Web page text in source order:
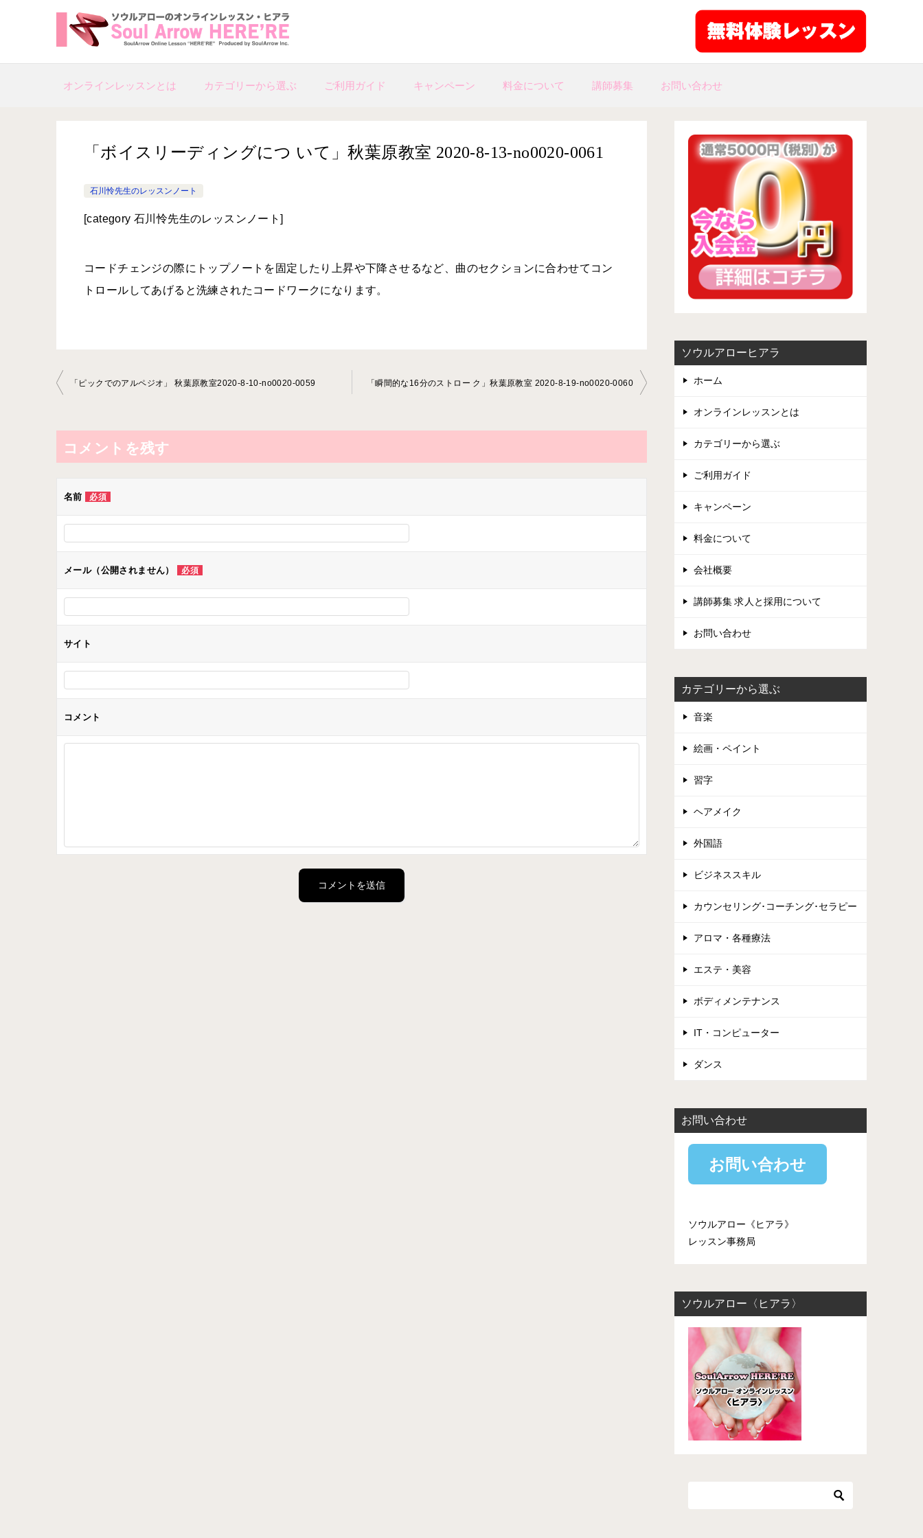
オンラインレッスンとは カテゴリーから選ぶ ご利用ガイド キャンペーン 料金について 講師募集 お問い合わせ
「ボイスリーディングにつ いて」秋葉原教室 2020-8-13-no0020-0061
石川怜先生のレッスンノート
[category 石川怜先生のレッス ンノート]
コードチェンジの際にトップノートを固定したり上昇や下降させるなど、曲のセクションに合わせてコン
トロールしてあげると洗練されたコードワークになります。
投
ビ
ゲ
ー
「ピックでのアルペジオ」 秋葉原教室2020-8-10-no0020-0059 「瞬間的な16分のストロー ク」秋葉原教室 2020-8-19-no0020-0060
コメントを残す
名前 必須
メール（公開されません） 必須
サイト
コメント
ソウルアローヒアラ
ホーム
オンラインレッスンとは
カテゴリーから選ぶ
ご利用ガイド
キャンペーン
料金について
会社概要
講師募集 求人と採用について
お問い合わせ
カテゴリーから選ぶ
音楽
絵画・ペイント
習字
ヘアメイク
外国語
ビジネススキル
カウンセリング･コーチング･セラピー
アロマ・各種療法
エステ・美容
ボディメンテナンス
IT・コンピューター
ダンス
お問い合わせ
お問い合わせ
ソウルアロー《ヒアラ》
レッスン事務局
ソウルアロー〈ヒアラ〉